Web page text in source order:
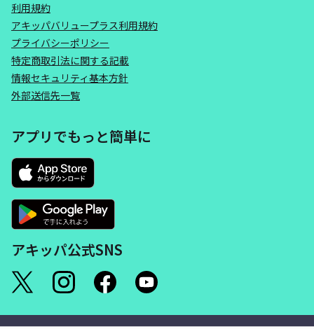
利用規約
アキッパバリュープラス利用規約
プライバシーポリシー
特定商取引法に関する記載
情報セキュリティ基本方針
外部送信先一覧
アプリでもっと簡単に
アキッパ公式SNS